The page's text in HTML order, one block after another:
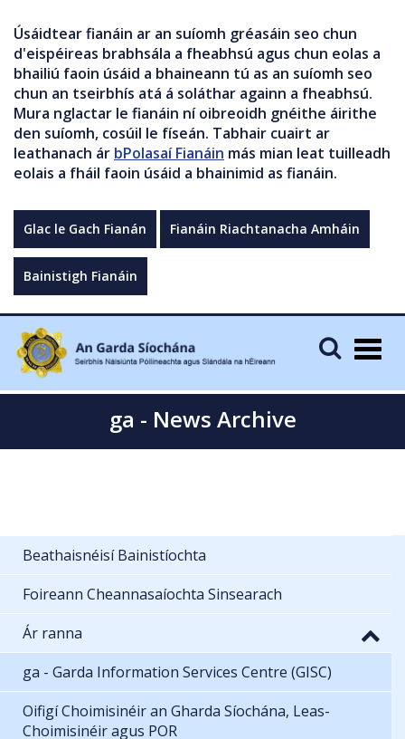
Úsáidtear fianáin ar an suíomh gréasáin seo chun
d'eispéireas brabhsála a fheabhsú agus chun eolas a
bhailiú faoin úsáid a bhaineann tú as an suíomh seo
chun an tseirbhís atá á soláthar againn a fheabhsú.
Mura nglactar le fianáin ní oibreoidh gnéithe áirithe
den suíomh, cosúil le físeán. Tabhair cuairt ar
leathanach ár bPolasaí Fianáin más mian leat tuilleadh
eolais a fháil faoin úsáid a bhainimid as fianáin.
Glac le Gach Fianán Fianáin Riachtanacha Amháin
Bainistigh Fianáin
ga - News Archive
Beathaisnéisí Bainistíochta
Foireann Cheannasaíochta Sinsearach
Ár ranna
ga - Garda Information Services Centre (GISC)
Oifigí Choimisinéir an Gharda Síochána, Leas-
Choimisinéir agus POR